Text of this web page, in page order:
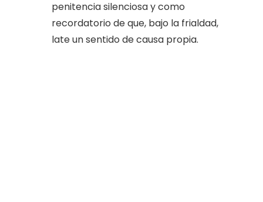
penitencia silenciosa y como
recordatorio de que, bajo la frialdad,
late un sentido de causa propia.